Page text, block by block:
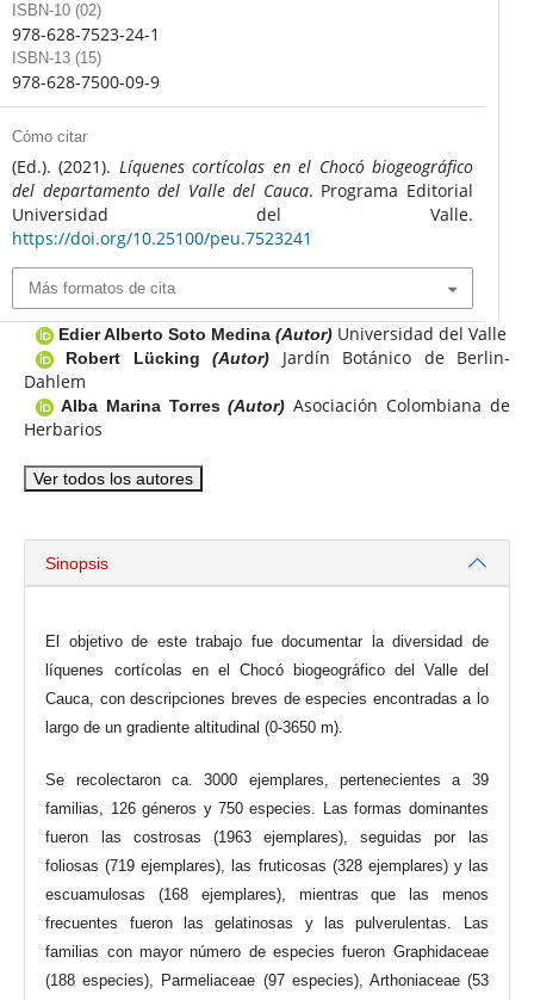
ISBN-10 (02)
978-628-7523-24-1
ISBN-13 (15)
978-628-7500-09-9
Cómo citar
(Ed.). (2021). Líquenes cortícolas en el Chocó biogeográfico
del departamento del Valle del Cauca. Programa Editorial
Universidad del Valle.
https://doi.org/10.25100/peu.7523241
Más formatos de cita
Edier Alberto Soto Medina (Autor) Universidad del Valle
Robert Lücking(Autor)
Jardín Botánico de Berlin-
Dahlem
Alba Marina Torres(Autor) Asociación Colombiana de
Herbarios
Ver todos los autores
Sinopsis
El objetivo de este trabajo fue documentar la diversidad de
líquenes cortícolas en el Chocó biogeográfico del Valle del
Cauca, con descripciones breves de especies encontradas a lo
largo de un gradiente altitudinal (0-3650 m).
Se recolectaron ca. 3000 ejemplares, pertenecientes a 39
familias, 126 géneros y 750 especies. Las formas dominantes
fueron las costrosas (1963 ejemplares), seguidas por las
foliosas (719 ejemplares), las fruticosas (328 ejemplares) y las
escuamulosas (168 ejemplares), mientras que las menos
frecuentes fueron las gelatinosas y las pulverulentas. Las
familias con mayor número de especies fueron Graphidaceae
(188 especies), Parmeliaceae (97 especies), Arthoniaceae (53